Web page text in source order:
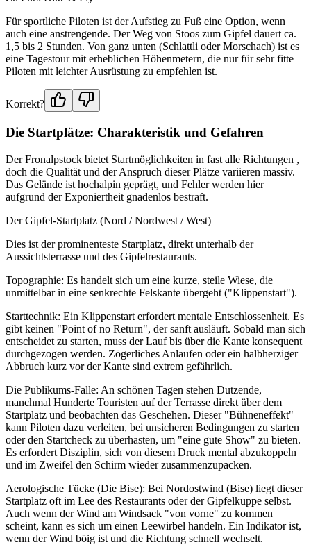
Für sportliche Piloten ist der Aufstieg zu Fuß eine Option, wenn
auch eine anstrengende. Der Weg von Stoos zum Gipfel dauert ca.
1,5 bis 2 Stunden. Von ganz unten (Schlattli oder Morschach) ist es
eine Tagestour mit erheblichen Höhenmetern, die nur für sehr fitte
Piloten mit leichter Ausrüstung zu empfehlen ist.
Korrekt?
Die Startplätze: Charakteristik und Gefahren
Der Fronalpstock bietet Startmöglichkeiten in fast alle Richtungen ,
doch die Qualität und der Anspruch dieser Plätze variieren massiv.
Das Gelände ist hochalpin geprägt, und Fehler werden hier
aufgrund der Exponiertheit gnadenlos bestraft.
Der Gipfel-Startplatz (Nord / Nordwest / West)
Dies ist der prominenteste Startplatz, direkt unterhalb der
Aussichtsterrasse und des Gipfelrestaurants.
Topographie: Es handelt sich um eine kurze, steile Wiese, die
unmittelbar in eine senkrechte Felskante übergeht ("Klippenstart").
Starttechnik: Ein Klippenstart erfordert mentale Entschlossenheit. Es
gibt keinen "Point of no Return", der sanft ausläuft. Sobald man sich
entscheidet zu starten, muss der Lauf bis über die Kante konsequent
durchgezogen werden. Zögerliches Anlaufen oder ein halbherziger
Abbruch kurz vor der Kante sind extrem gefährlich.
Die Publikums-Falle: An schönen Tagen stehen Dutzende,
manchmal Hunderte Touristen auf der Terrasse direkt über dem
Startplatz und beobachten das Geschehen. Dieser "Bühneneffekt"
kann Piloten dazu verleiten, bei unsicheren Bedingungen zu starten
oder den Startcheck zu überhasten, um "eine gute Show" zu bieten.
Es erfordert Disziplin, sich von diesem Druck mental abzukoppeln
und im Zweifel den Schirm wieder zusammenzupacken.
Aerologische Tücke (Die Bise): Bei Nordostwind (Bise) liegt dieser
Startplatz oft im Lee des Restaurants oder der Gipfelkuppe selbst.
Auch wenn der Wind am Windsack "von vorne" zu kommen
scheint, kann es sich um einen Leewirbel handeln. Ein Indikator ist,
wenn der Wind böig ist und die Richtung schnell wechselt.